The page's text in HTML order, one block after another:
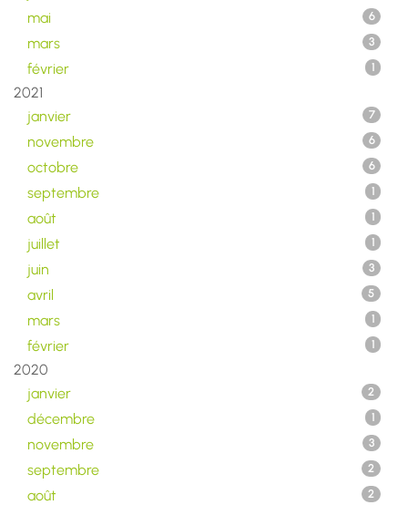
mai
6
mars 3
février 1
2021
janvier
7
novembre 6
octobre 6
septembre 1
août 1
juillet 1
juin 3
avril 5
mars 1
février 1
2020
janvier
2
décembre 1
novembre 3
septembre 2
août 2